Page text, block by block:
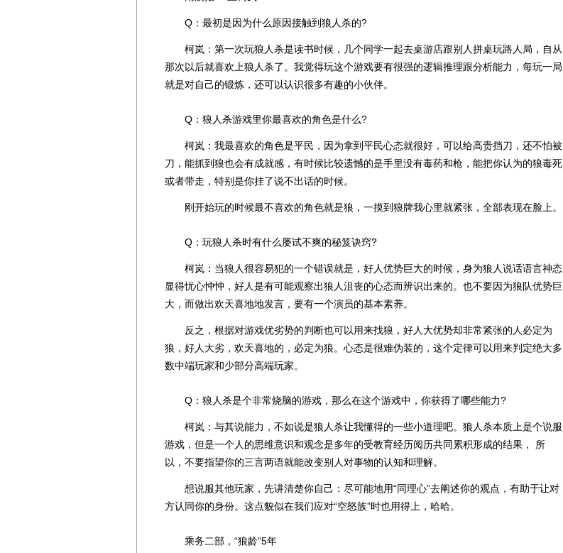
Q：最初是因为什么原因接触到狼人杀的?
柯岚：第一次玩狼人杀是读书时候，几个同学一起去桌游店跟别人拼桌玩路人局，自从
那次以后就喜欢上狼人杀了。我觉得玩这个游戏要有很强的逻辑推理跟分析能力，每玩一局
就是对自己的锻炼，还可以认识很多有趣的小伙伴。
Q：狼人杀游戏里你最喜欢的角色是什么?
柯岚：我最喜欢的角色是平民，因为拿到平民心态就很好，可以给高贵挡刀，还不怕被
刀，能抓到狼也会有成就感，有时候比较遗憾的是手里没有毒药和枪，能把你认为的狼毒死
或者带走，特别是你挂了说不出话的时候。
刚开始玩的时候最不喜欢的角色就是狼，一摸到狼牌我心里就紧张，全部表现在脸上。
Q：玩狼人杀时有什么屡试不爽的秘笈诀窍?
柯岚：当狼人很容易犯的一个错误就是，好人优势巨大的时候，身为狼人说话语言神态
显得忧心忡忡，好人是有可能观察出狼人沮丧的心态而辨识出来的。也不要因为狼队优势巨
大，而做出欢天喜地地发言，要有一个演员的基本素养。
反之，根据对游戏优劣势的判断也可以用来找狼，好人大优势却非常紧张的人必定为
狼，好人大劣，欢天喜地的，必定为狼。心态是很难伪装的，这个定律可以用来判定绝大多
数中端玩家和少部分高端玩家。
Q：狼人杀是个非常烧脑的游戏，那么在这个游戏中，你获得了哪些能力?
柯岚：与其说能力，不如说是狼人杀让我懂得的一些小道理吧。狼人杀本质上是个说服
游戏，但是一个人的思维意识和观念是多年的受教育经历阅历共同累积形成的结果， 所
以，不要指望你的三言两语就能改变别人对事物的认知和理解。
想说服其他玩家，先讲清楚你自己：尽可能地用“同理心”去阐述你的观点，有助于让对
方认同你的身份。这点貌似在我们应对“空怒族”时也用得上，哈哈。
乘务二部，“狼龄”5年